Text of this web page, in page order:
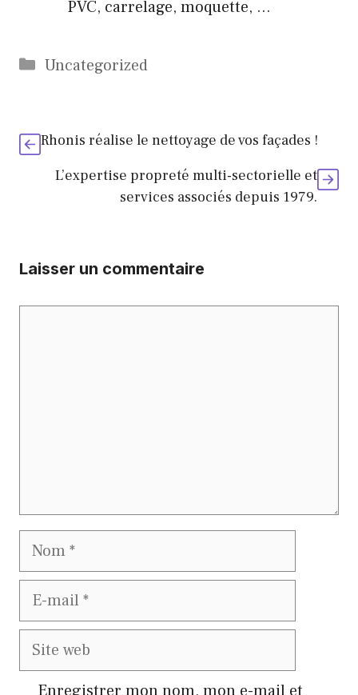
PVC, carrelage, moquette, …
Catégories
Uncategorized
Rhonis réalise le nettoyage de vos façades !
L’expertise propreté multi-sectorielle et
services associés depuis 1979.
Laisser un commentaire
Nom
E-
Site
Enregistrer mon nom, mon e-mail et